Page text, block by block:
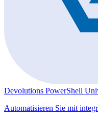
Devolutions PowerShell
Automatisieren Sie mit